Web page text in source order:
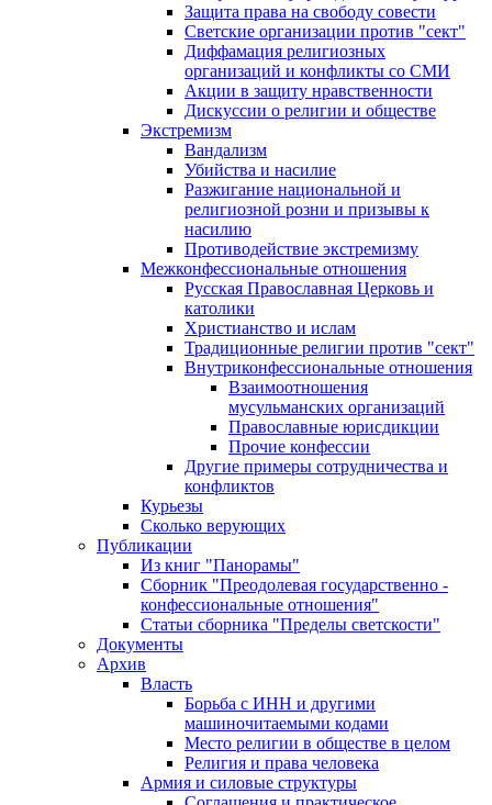
Защита права на свободу совести
Светские организации против "сект"
Диффамация религиозных
организаций и конфликты со СМИ
Акции в защиту нравственности
Дискуссии о религии и обществе
Экстремизм
Вандализм
Убийства и насилие
Разжигание национальной и
религиозной розни и призывы к
насилию
Противодействие экстремизму
Межконфессиональные отношения
Русская Православная Церковь и
католики
Христианство и ислам
Традиционные религии против "сект"
Внутриконфессиональные отношения
Взаимоотношения
мусульманских организаций
Православные юрисдикции
Прочие конфессии
Другие примеры сотрудничества и
конфликтов
Курьезы
Сколько верующих
Публикации
Из книг "Панорамы"
Сборник "Преодолевая государственно -
конфессиональные отношения"
Статьи сборника "Пределы светскости"
Документы
Архив
Власть
Борьба с ИНН и другими
машиночитаемыми кодами
Место религии в обществе в целом
Религия и права человека
Армия и силовые структуры